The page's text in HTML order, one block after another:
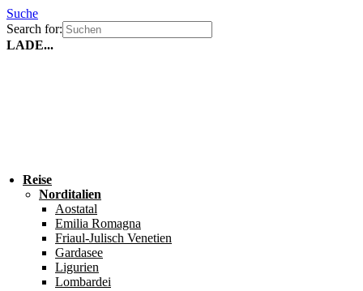
Suche
Search for:
LADE...
Reise
Norditalien
Aostatal
Emilia Romagna
Friaul-Julisch Venetien
Gardasee
Ligurien
Lombardei